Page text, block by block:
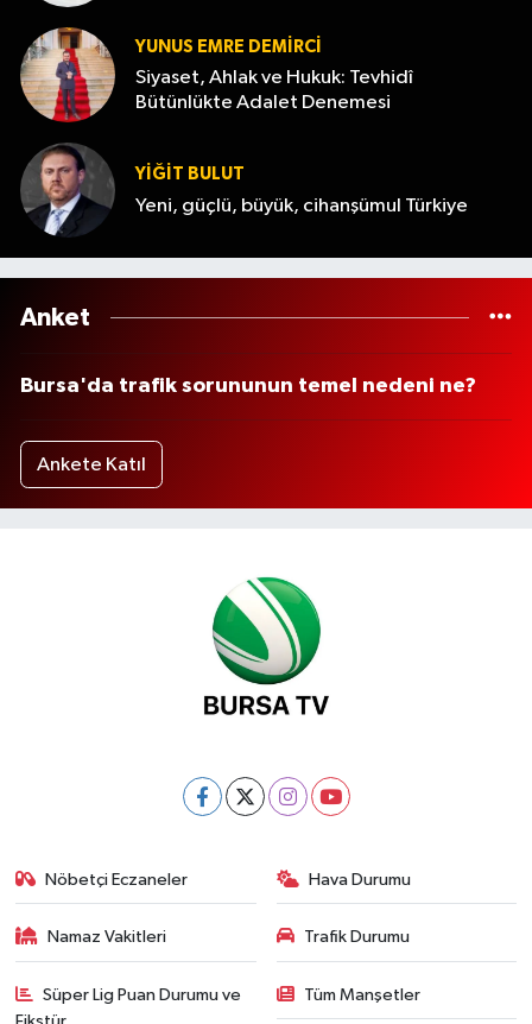
YUNUS EMRE DEMIRCI
Siyaset, Ahlak ve Hukuk: Tevhidî
Bütünlükte Adalet Denemesi
YİĞİT BULUT
Yeni, güçlü, büyük, cihanşümul Türkiye
Anket
Bursa'da trafik sorununun temel nedeni ne?
Ankete Katıl
Nöbetçi Eczaneler Hava Durumu
Namaz Vakitleri Trafik Durumu
Süper Lig Puan Durumu ve
Tüm Manşetler